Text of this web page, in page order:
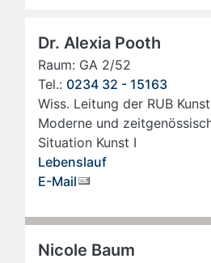
Dr. Alexia Pooth
Raum: GA 2/52
Tel.: 0234 32 - 15163
Wiss. Leitung der RUB
Moderne und
Situation Kunst I
Lebenslauf
E-Mail
Nicole Baum